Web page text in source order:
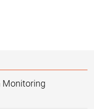
Monitoring